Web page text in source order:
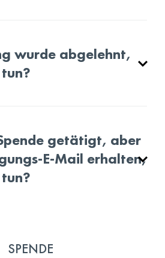
wurde abgelehnt,
getätigt, aber
E-Mail erhalten,
SPENDE